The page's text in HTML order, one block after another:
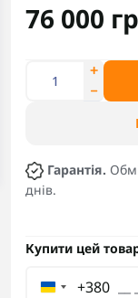
76 000
Гарантія.
днів.
Купити цей
+380